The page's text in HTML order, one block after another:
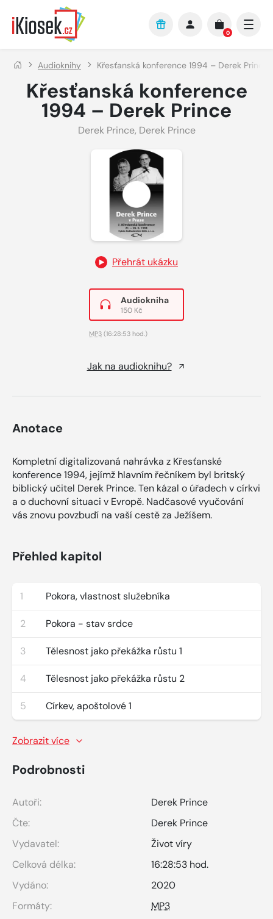
Přejít na hlavní obsah
0
Audioknihy Křesťanská konference 1994 – Derek Prince
Křesťanská konference
1994 – Derek Prince
Derek Prince, Derek Prince
Přehrát ukázku
Audiokniha
150 Kč
MP3 (16:28:53 hod.)
Jak na audioknihu?
Anotace
Kompletní digitalizovaná nahrávka z Křesťanské
konference 1994, jejímž hlavním řečníkem byl britský
biblický učitel Derek Prince. Ten kázal o úřadech v církvi
a o duchovní situaci v Evropě. Nadčasové vyučování
vás znovu povzbudí na vaší cestě za Ježíšem.
Přehled kapitol
1 Pokora, vlastnost služebníka
2 Pokora - stav srdce
3 Tělesnost jako překážka růstu 1
4 Tělesnost jako překážka růstu 2
5 Církev, apoštolové 1
Zobrazit více
Podrobnosti
Autoři:
Derek Prince
Čte:
Derek Prince
Vydavatel:
Život víry
Celková délka:
16:28:53 hod.
Vydáno:
2020
Formáty:
MP3